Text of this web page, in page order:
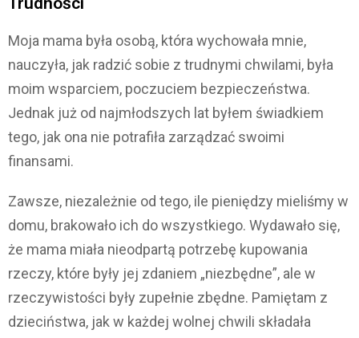
Moja mama była osobą, która wychowała mnie,
nauczyła, jak radzić sobie z trudnymi chwilami, była
moim wsparciem, poczuciem bezpieczeństwa.
Jednak już od najmłodszych lat byłem świadkiem
tego, jak ona nie potrafiła zarządzać swoimi
finansami.
Zawsze, niezależnie od tego, ile pieniędzy mieliśmy w
domu, brakowało ich do wszystkiego. Wydawało się,
że mama miała nieodpartą potrzebę kupowania
rzeczy, które były jej zdaniem „niezbędne”, ale w
rzeczywistości były zupełnie zbędne. Pamiętam z
dzieciństwa, jak w każdej wolnej chwili składała